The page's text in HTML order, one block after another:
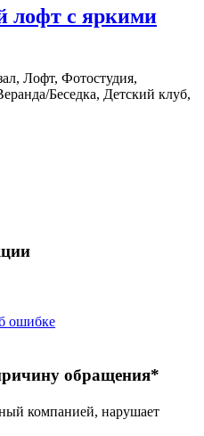
лофт с яркими
Лофт, Фотостудия,
Беседка, Детский клуб,
ошибке
обращения*
компанией, нарушает